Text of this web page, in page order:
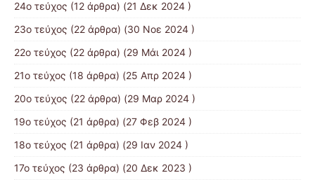
24ο τεύχος (12 άρθρα) (21 Δεκ 2024 )
23ο τεύχος (22 άρθρα) (30 Νοε 2024 )
22ο τεύχος (22 άρθρα) (29 Μάι 2024 )
21o τεύχος (18 άρθρα) (25 Απρ 2024 )
20ο τεύχος (22 άρθρα) (29 Μαρ 2024 )
19ο τεύχος (21 άρθρα) (27 Φεβ 2024 )
18ο τεύχος (21 άρθρα) (29 Ιαν 2024 )
17o τεύχος (23 άρθρα) (20 Δεκ 2023 )